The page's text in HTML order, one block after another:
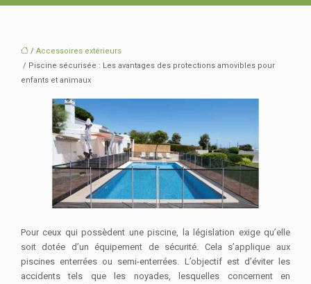
/ Accessoires extérieurs
/ Piscine sécurisée : Les avantages des protections amovibles pour
enfants et animaux
Pour ceux qui possèdent une piscine, la législation exige qu’elle
soit dotée d’un équipement de sécurité. Cela s’applique aux
piscines enterrées ou semi-enterrées. L’objectif est d’éviter les
accidents tels que les noyades, lesquelles concernent en